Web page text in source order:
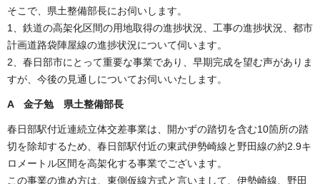
そこで、県土整備部長にお伺いします。
1、鉄道の高架化区間の用地取得の進捗状況、工事の進捗状況、都市
計画道路袋陣屋線の進捗状況について伺います。
2、春日部市にとって重要な事業であり、早期完成を望む声がありま
すが、今後の見通しについてお伺いいたします。
A 金子勉 県土整備部長
春日部駅付近連続立体交差事業は、開かずの踏切を含む10箇所の踏
切を除却するため、春日部駅付近の東武伊勢崎線と野田線の約2.9キ
ロメートル区間を高架化する事業でございます。
この事業の進め方は、東側仮線方式と言いまして、伊勢崎線、野田